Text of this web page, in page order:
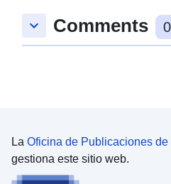
keyboard_arrow_down Comments 0
La Oficina de Publicaciones
gestiona este sitio web.